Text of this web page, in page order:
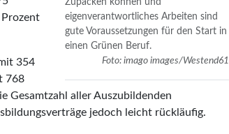
Zupacken können und
eigenverantwortliches Arbeiten sind
gute Voraus­setzungen für den Start in
einen Grünen Beruf.
Foto: imago images/Westend61
354
768
Gesamtzahl aller Auszubildenden
jedoch leicht rückläufig.